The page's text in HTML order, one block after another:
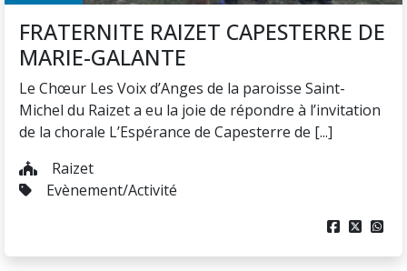
FRATERNITE RAIZET CAPESTERRE DE
MARIE-GALANTE
Le Chœur Les Voix d’Anges de la paroisse Saint-
Michel du Raizet a eu la joie de répondre à l’invitation
de la chorale L’Espérance de Capesterre de [...]
Raizet
Evènement/Activité
  